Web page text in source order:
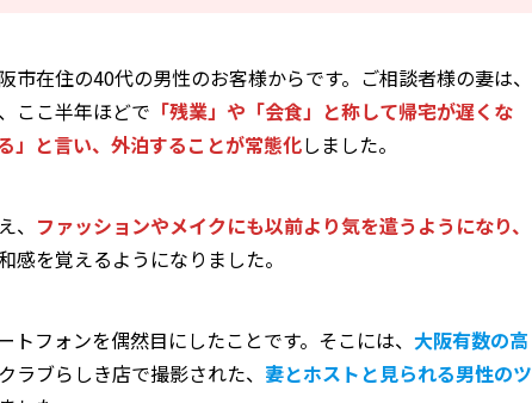
市在住の40代の男性のお客様からです。ご相談者様の妻は、
ここ半年ほどで 「残業」や「会食」と称して帰宅が遅くな
」と言い、外泊することが常態化しました。
、 ファッションやメイクにも以前より気を遣うようになり、
感を覚えるようになりました。
フォンを偶然目にしたことです。そこには、 大阪有数の高
ラブらしき店で撮影された、 妻とホストと見られる男性のツ